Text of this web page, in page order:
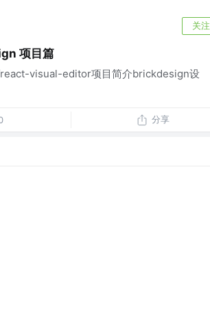
关注
项目篇
visual-editor项目简介brickdesign设
分享